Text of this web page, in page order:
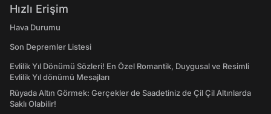
Hızlı Erişim
Hava Durumu
Son Depremler Listesi
Evlilik Yıl Dönümü Sözleri! En Özel Romantik, Duygusal ve Resimli
Evlilik Yıl dönümü Mesajları
Rüyada Altın Görmek: Gerçekler de Saadetiniz de Çil Çil Altınlarda
Saklı Olabilir!